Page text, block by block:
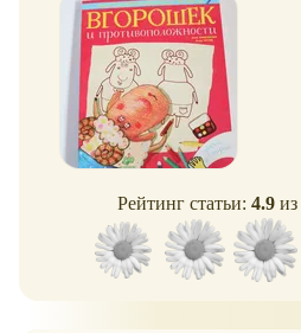
Рейтинг статьи: 4.9 из